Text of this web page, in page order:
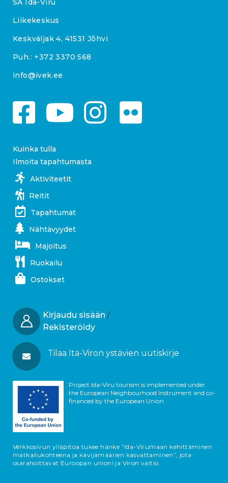
SA Ida-Viru
Liikekeskus
Keskväljak 4, 41531 Jõhvi
Puh.: +372 3370 568
info@ivek.ee
Kuinka tulla
Ilmoita tapahtumasta
Aktiviteetit
Reitit
Tapahtumat
Nähtävyydet
Majoitus
Ruokailu
Ostokset
Kirjaudu sisään /
Rekisteröidy
Tilaa Itä-Viron ystävien uutiskirje
Project Ida-Viru tourism is implemented under
the European Neighbourhood Instrument and co-
financed by the European Union
Verkkosivun ylläpitoa tukee hanke ”Ida-Virumaan kehittäminen
matkailukohteena ja kävijämäärien kasvattaminen”, jota
osarahoittavat Euroopan unioni ja Viron valtio.